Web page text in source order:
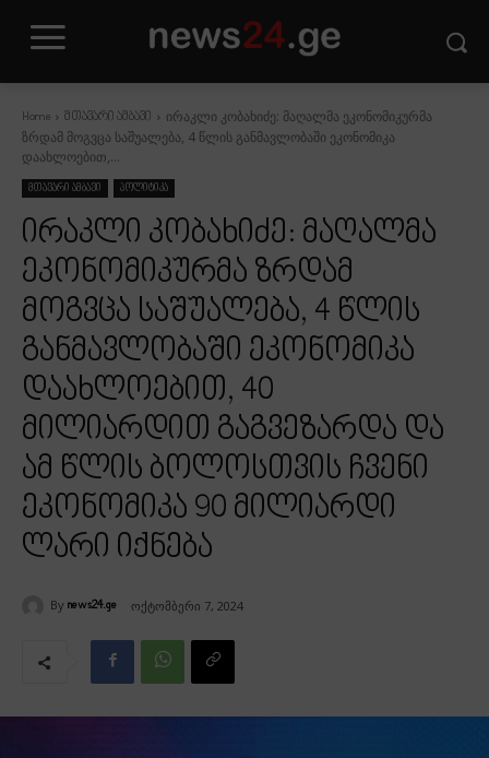
Home მთავარი ამბავი
ირაკლი კობახიძე: მაღალმა ეკონომიკურმა
ზრდამ მოგვცა საშუალება, 4 წლის განმავლობაში ეკონომიკა
დაახლოებით,...
მთავარი ამბავი პოლიტიკა
ირაკლი კობახიძე: მაღალმა
ეკონომიკურმა ზრდამ
მოგვცა საშუალება, 4 წლის
განმავლობაში ეკონომიკა
დაახლოებით, 40
მილიარდით გაგვეზარდა და
ამ წლის ბოლოსთვის ჩვენი
ეკონომიკა 90 მილიარდი
ლარი იქნება
By news24.ge ოქტომბერი 7, 2024